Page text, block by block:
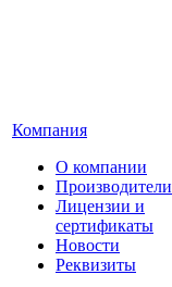
Компания
О компании
Производители
Лицензии и
сертификаты
Новости
Реквизиты